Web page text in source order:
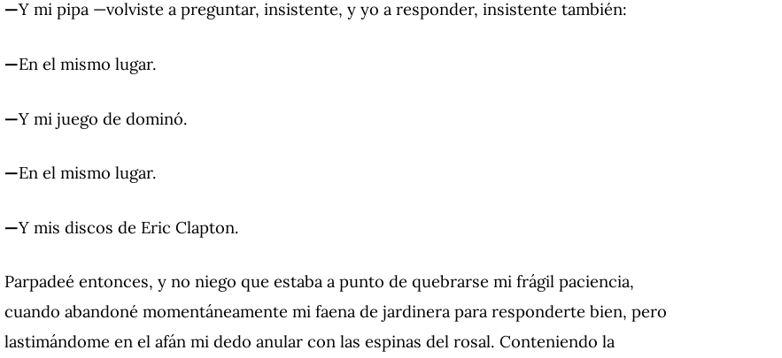
—Y mi pipa —volviste a preguntar, insistente, y yo a responder, insistente también:
—En el mismo lugar.
—Y mi juego de dominó.
—En el mismo lugar.
—Y mis discos de Eric Clapton.
Parpadeé entonces, y no niego que estaba a punto de quebrarse mi frágil paciencia,
cuando abandoné momentáneamente mi faena de jardinera para responderte bien, pero
lastimándome en el afán mi dedo anular con las espinas del rosal. Conteniendo la